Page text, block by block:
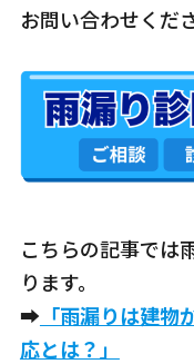
お問い合わせくだ
こちらの記事では
ります。
➡ 「雨漏りは建
応とは？」